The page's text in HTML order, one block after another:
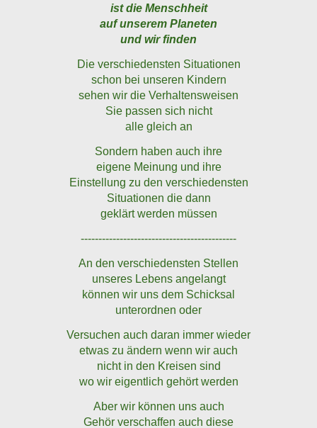
ist die Menschheit
auf unserem Planeten
und wir finden
Die verschiedensten Situationen
schon bei unseren Kindern
sehen wir die Verhaltensweisen
Sie passen sich nicht
alle gleich an
Sondern haben auch ihre
eigene Meinung und ihre
Einstellung zu den verschiedensten
Situationen die dann
geklärt werden müssen
--------------------------------------------
An den verschiedensten Stellen
unseres Lebens angelangt
können wir uns dem Schicksal
unterordnen oder
Versuchen auch daran immer wieder
etwas zu ändern wenn wir auch
nicht in den Kreisen sind
wo wir eigentlich gehört werden
Aber wir können uns auch
Gehör verschaffen auch diese